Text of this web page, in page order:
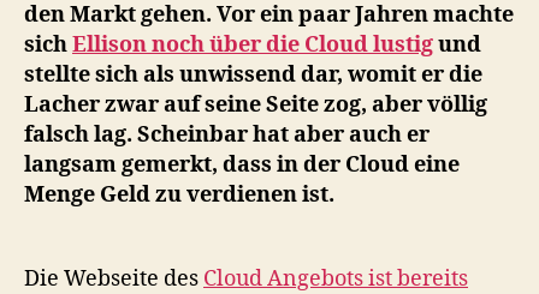
den Markt gehen. Vor ein paar Jahren machte
sichEllison noch über die Cloud lustigund
stellte sich als unwissend dar, womit er die
Lacher zwar auf seine Seite zog, aber völlig
falsch lag. Scheinbar hat aber auch er
langsam gemerkt, dass in der Cloud eine
Menge Geld zu verdienen ist.
Die Webseite des Cloud Angebots ist bereits